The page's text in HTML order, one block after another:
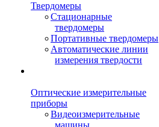
Твердомеры
Стационарные
твердомеры
Портативные твердомеры
Автоматические линии
измерения твердости
Оптические измерительные
приборы
Видеоизмерительные
машины